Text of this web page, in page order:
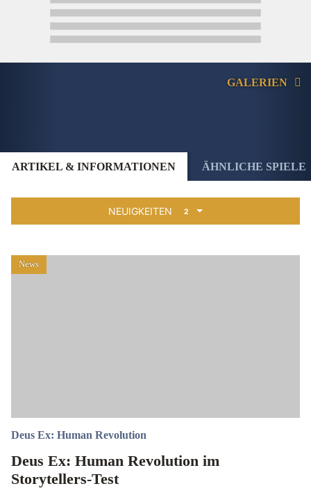
GALERIEN
ARTIKEL & INFORMATIONEN ÄHNLICHE SPIELE
News
Deus Ex: Human Revolution
Deus Ex: Human Revolution im
Storytellers-Test
NEUIGKEITEN 2